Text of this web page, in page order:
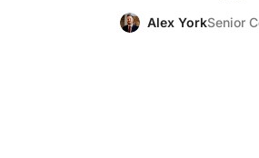
Alex YorkSenior